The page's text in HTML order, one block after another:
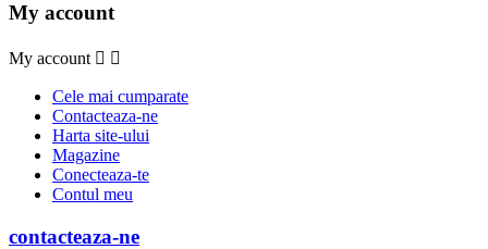
My account
My account  
Cele mai cumparate
Contacteaza-ne
Harta site-ului
Magazine
Conecteaza-te
Contul meu
contacteaza-ne